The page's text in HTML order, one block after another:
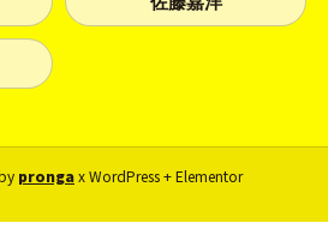
prongax WordPress + Elementor